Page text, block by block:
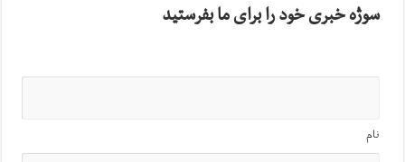
سوژه خبری خود را برای ما بفرستید
نام